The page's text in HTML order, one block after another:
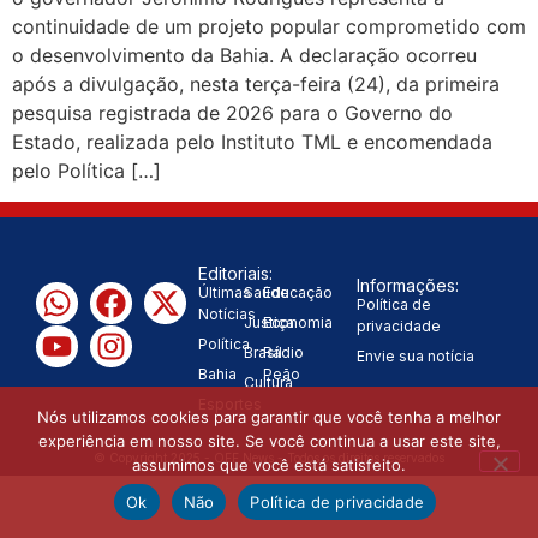
decisão de caminhar com Flávio
Bolsonaro”, diz Junior Marabá
Leandro de Jesus discorda de
pessoas evoluírem” |
continuidade de um projeto popular comprometido com
o desenvolvimento da Bahia. A declaração ocorreu
após a divulgação, nesta terça-feira (24), da primeira
pesquisa registrada de 2026 para o Governo do
Estado, realizada pelo Instituto TML e encomendada
pelo Política […]
Editoriais:
Últimas
Notícias
Política
Bahia
Saúde
Justiça
Brasil
Cultura
Educação
Economia
Rádio
Peão
Informações:
Política de
privacidade
Envie sua notícia
© Copyright 2025 - OFF News - Todos os direitos reservados
Nós utilizamos cookies para garantir que você tenha a melhor
experiência em nosso site. Se você continua a usar este site,
assumimos que você está satisfeito.
Ok
Não Política de privacidade